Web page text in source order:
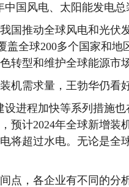
国风电、太阳能发电总
推动全球风电和光伏
盖全球200多个国家和地
转型和维护全球能源市
需求量，王勃华仍看好
程加快等系列措施也
预计2024年全球新增装
将超过水电。无论是全
，各企业有不同的分